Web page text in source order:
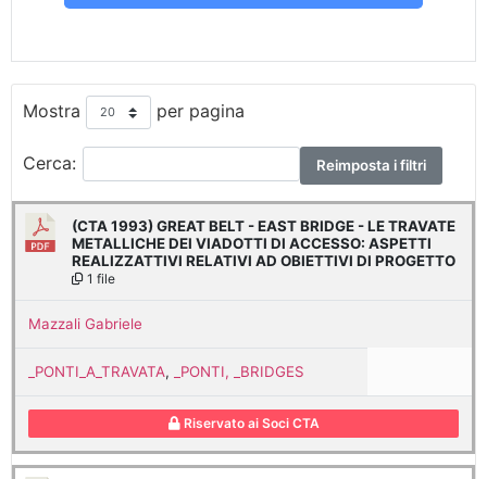
Mostra per pagina
Cerca: Reimposta i filtri
(CTA 1993) GREAT BELT - EAST BRIDGE - LE TRAVATE
METALLICHE DEI VIADOTTI DI ACCESSO: ASPETTI
REALIZZATTIVI RELATIVI AD OBIETTIVI DI PROGETTO
1 file
Mazzali Gabriele
_PONTI_A_TRAVATA, _PONTI, _BRIDGES
Riservato ai Soci CTA